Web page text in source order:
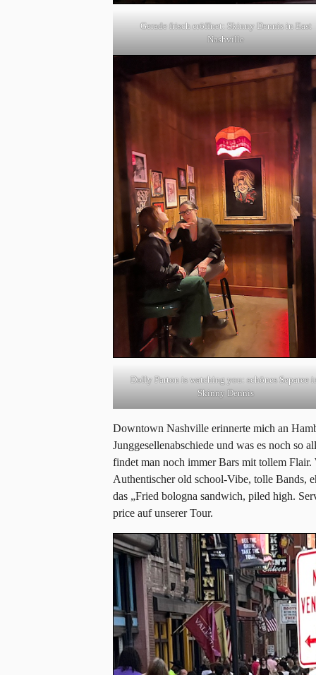
Gerade frisch eröffnet: Skinny Dennis in East
Nashville
Dolly Parton is watching you: schönes Separee
Skinny Dennis
Downtown Nashville erinnerte mich an
Junggesellenabschiede und was es noch so
findet man noch immer Bars mit tollem
Authentischer old school-Vibe, tolle Bands,
das „Fried bologna sandwich, piled high.
price auf unserer Tour.